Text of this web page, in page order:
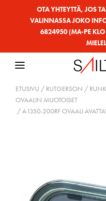
OTA YHTEYTTÄ, JOS
VALINNASSA JOKO
6824950 (MA-PE
ETUSIVU / RUTGERSON /
OVAALIN MUOTOISET
/ A1350-200RF OVAALI